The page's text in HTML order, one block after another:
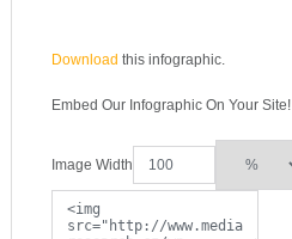
Download this infographic.
Embed Our Infographic On Your Site!
Image Width